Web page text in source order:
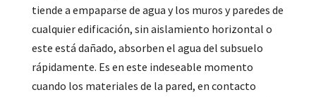
tiende a empaparse de agua y los muros y paredes de
cualquier edificación, sin aislamiento horizontal o
este está dañado, absorben el agua del subsuelo
rápidamente. Es en este indeseable momento
cuando los materiales de la pared, en contacto